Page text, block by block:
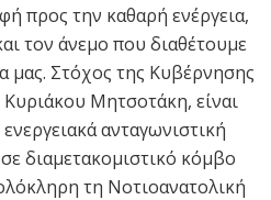
προς την καθαρή ενέργεια,
τον άνεμο που διαθέτουμε
μας. Στόχος της Κυβέρνησης
Μητσοτάκη, είναι
ανταγωνιστική
διαμετακομιστικό κόμβο
τη Νοτιοανατολική